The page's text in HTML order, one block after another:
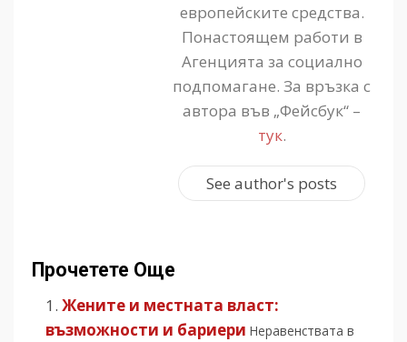
европейските средства.
Понастоящем работи в
Агенцията за социално
подпомагане. За връзка с
автора във „Фейсбук“ –
тук.
See author's posts
Прочетете Още
Жените и местната власт:
възможности и бариери Неравенствата в